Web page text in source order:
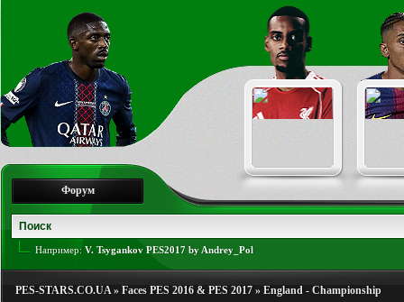
Форум
Например: V. Tsygankov PES2017 by Andrey_Pol
PES-STARS.CO.UA» Faces PES 2016 & PES 2017 » England - Championship